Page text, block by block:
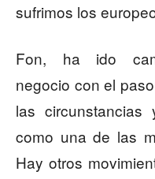
sufrimos los
Fon, ha ido
negocio con el
las
como una de las
Hay otros